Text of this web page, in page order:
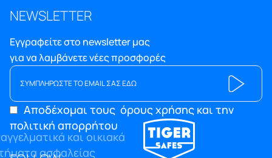
NEWSLETTER
Εγγραφείτε στο newsletter μας
για να λαμβάνετε νέες προσφορές
Αποδέχομαι τους όρους χρήσης και την
πολιτική απορρήτου